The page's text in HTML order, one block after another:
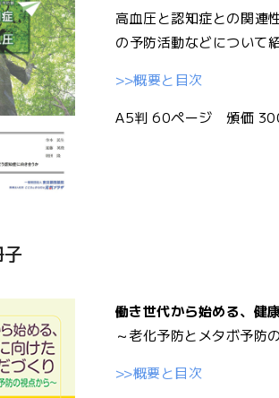
高血圧と認知症との関連
の予防活動などについて
>>概要と目次
A5判 60ページ 頒価
働き世代から始める、健
～老化予防とメタボ予防
>>概要と目次